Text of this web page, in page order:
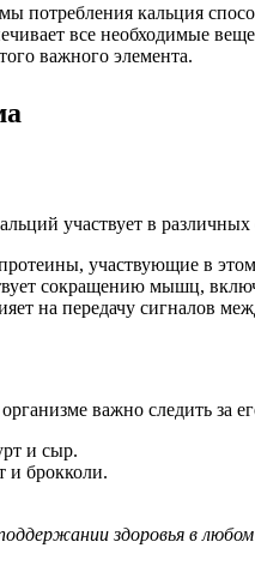
потребления кальция
все необходимые
важного элемента.
участвует в
участвующие в
сокращению мышц,
на передачу сигналов
важно следить
и сыр.
и брокколи.
здоровья в